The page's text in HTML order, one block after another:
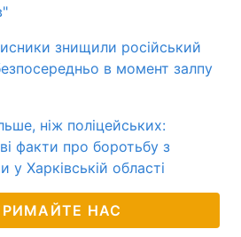
знищили російський
в момент залпу
ніж поліцейських:
факти про боротьбу з
у Харківській області
НАС